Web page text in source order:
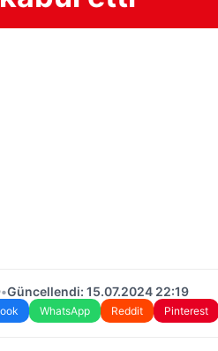
•Güncellendi: 15.07.2024 22:19
WhatsApp Reddit Pinterest